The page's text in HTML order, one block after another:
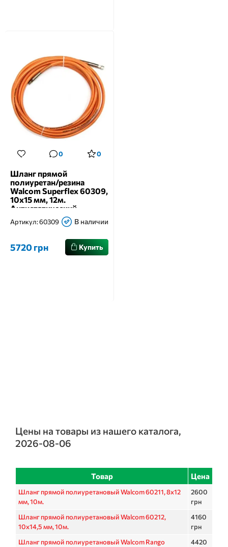
0 0
Шланг прямой
полиуретан/резина
Walcom Superflex 60309,
10х15 мм, 12м.
Антистатический
Артикул:60309 В наличии
5720 грн Купить
Цены на товары из нашего каталога,
2026-08-06
Товар Цена
Шланг прямой полиуретановый Walcom 60211, 8х12
мм, 10м.
2600
грн
Шланг прямой полиуретановый Walcom 60212,
10х14,5 мм, 10м.
4160
грн
Шланг прямой полиуретановый Walcom Rango
4420